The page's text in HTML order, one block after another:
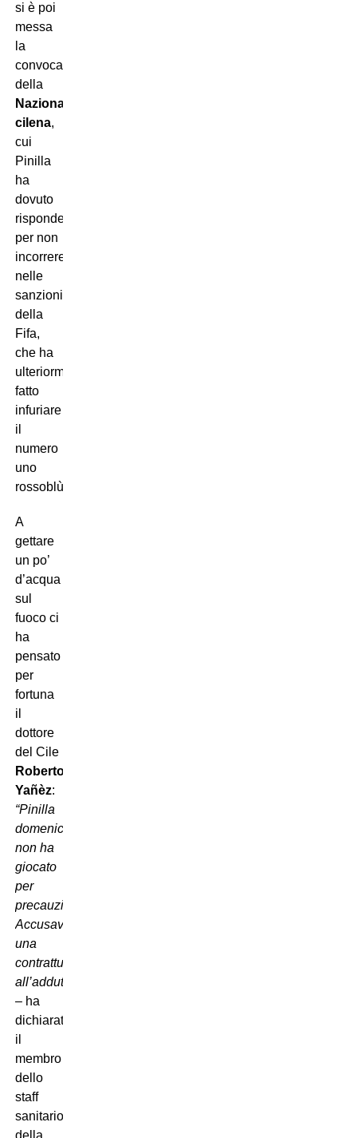
si è poi
messa
la
convocazione
della
Nazionale
cilena,
cui
Pinilla
ha
dovuto
rispondere
per non
incorrere
nelle
sanzioni
della
Fifa,
che ha
ulteriormente
fatto
infuriare
il
numero
uno
rossoblù.
A
gettare
un po’
d’acqua
sul
fuoco ci
ha
pensato
per
fortuna
il
dottore
del Cile
Roberto
Yañèz:
“Pinilla
domenica
non ha
giocato
per
precauzione.
Accusava
una
contrattura
all’adduttore,
– ha
dichiarato
il
membro
dello
staff
sanitario